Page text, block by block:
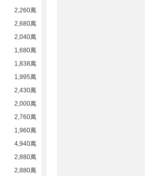
2,260萬
2,680萬
2,040萬
1,680萬
1,838萬
1,995萬
2,430萬
2,000萬
2,760萬
1,960萬
4,940萬
2,880萬
2,880萬